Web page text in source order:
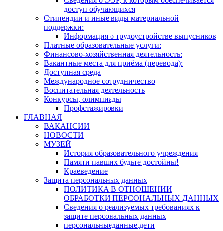
доступ обучающихся
Стипендии и иные виды материальной
поддержки:
Информация о трудоустройстве выпусников
Платные образовательные услуги:
Финансово-хозяйственная деятельность:
Вакантные места для приёма (перевода):
Доступная среда
Международное сотрудничество
Воспитательная деятельность
Конкурсы, олимпиады
Профстажировки
ГЛАВНАЯ
ВАКАНСИИ
НОВОСТИ
МУЗЕЙ
История образовательного учреждения
Памяти павших будьте достойны!
Краеведение
Защита персональных данных
ПОЛИТИКА В ОТНОШЕНИИ
ОБРАБОТКИ ПЕРСОНАЛЬНЫХ ДАННЫХ
Сведения о реализуемых требованиях к
защите персональных данных
персональныеданные.дети